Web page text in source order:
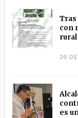
Tras
con
rural
26
es